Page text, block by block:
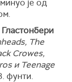
је од
Гластонбери
The
Crowes,
и Teenage
фунти.